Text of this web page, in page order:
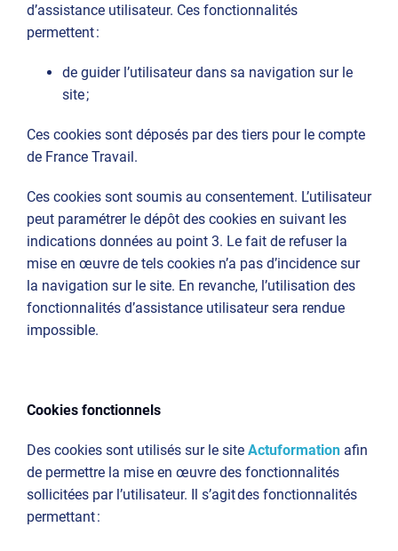
d’assistance utilisateur. Ces fonctionnalités
permettent :
de guider l’utilisateur dans sa navigation sur le
site ;
Ces cookies sont déposés par des tiers pour le compte
de France Travail.
Ces cookies sont soumis au consentement. L’utilisateur
peut paramétrer le dépôt des cookies en suivant les
indications données au point 3. Le fait de refuser la
mise en œuvre de tels cookies n’a pas d’incidence sur
la navigation sur le site. En revanche, l’utilisation des
fonctionnalités d’assistance utilisateur sera rendue
impossible.
Cookies fonctionnels
Des cookies sont utilisés sur le site Actuformation afin
de permettre la mise en œuvre des fonctionnalités
sollicitées par l’utilisateur. Il s’agit des fonctionnalités
permettant :